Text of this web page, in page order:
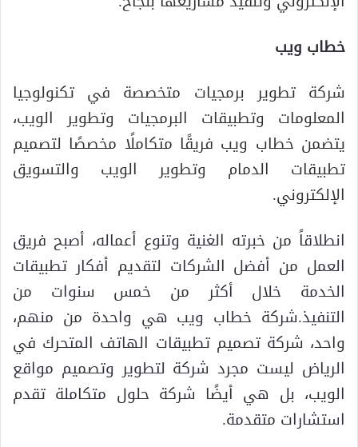
خطاب ويب
شركة تطوير برمجيات متخصصة في تكنولوجيا
المعلومات وتطبيقات البرمجيات وتطوير الويب،
يتضمن خطاب ويب فريقًا متكاملًا مخصصًا لتصميم
تطبيقات الدمام وتطوير الويب والتسويق
الإلكتروني.
انطلاقاً من خبرته الغنية وتنوع أعماله، أصبح فريق
العمل من أفضل الشركات لتقديم أفكار تطبيقات
الخدمة خلال أكثر من خمس سنوات من
التنفيذ.شركة خطاب ويب هي واحدة من منهم،
واحد، شركة تصميم تطبيقات الهاتف المتحرك في
الرياض ليست مجرد شركة لتطوير وتصميم مواقع
الويب، بل هي أيضًا شركة حلول متكاملة تقدم
استشارات متقدمة.